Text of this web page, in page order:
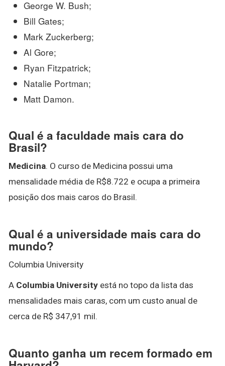
George W. Bush;
Bill Gates;
Mark Zuckerberg;
Al Gore;
Ryan Fitzpatrick;
Natalie Portman;
Matt Damon.
Qual é a faculdade mais cara do
Brasil?
Medicina. O curso de Medicina possui uma
mensalidade média de R$8.722 e ocupa a primeira
posição dos mais caros do Brasil.
Qual é a universidade mais cara do
mundo?
Columbia University
A Columbia University está no topo da lista das
mensalidades mais caras, com um custo anual de
cerca de R$ 347,91 mil.
Quanto ganha um recem formado em